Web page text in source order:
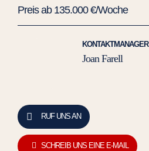
Preis ab 135.000 €/Woche
KONTAKTMANAGER
Joan Farell
RUF UNS AN
SCHREIB UNS EINE E-MAIL